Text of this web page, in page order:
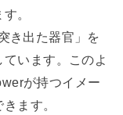
。
き出た器官」を
います。このよ
が持つイメー
ます。